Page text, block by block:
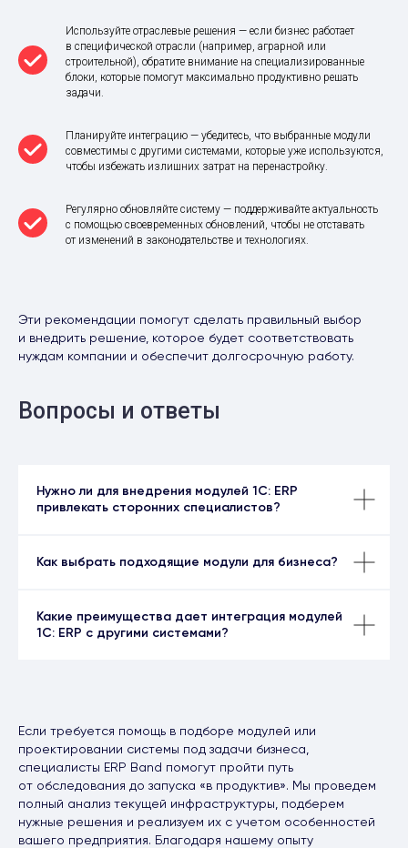
Используйте отраслевые решения — если бизнес работает
в специфической отрасли (например, аграрной или
строительной), обратите внимание на специализированные
блоки, которые помогут максимально продуктивно решать
задачи.
Планируйте интеграцию — убедитесь, что выбранные модули
совместимы с другими системами, которые уже используются,
чтобы избежать излишних затрат на перенастройку.
Регулярно обновляйте систему — поддерживайте актуальность
с помощью своевременных обновлений, чтобы не отставать
от изменений в законодательстве и технологиях.
Эти рекомендации помогут сделать правильный выбор
и внедрить решение, которое будет соответствовать
нуждам компании и обеспечит долгосрочную работу.
Вопросы и ответы
Нужно ли для внедрения модулей 1С: ERP
привлекать сторонних специалистов?
Как выбрать подходящие модули для бизнеса?
Какие преимущества дает интеграция модулей
1С: ERP с другими системами?
Если требуется помощь в подборе модулей или
проектировании системы под задачи бизнеса,
специалисты ERP Band помогут пройти путь
от обследования до запуска «в продуктив». Мы проведем
полный анализ текущей инфраструктуры, подберем
нужные решения и реализуем их с учетом особенностей
вашего предприятия. Благодаря нашему опыту